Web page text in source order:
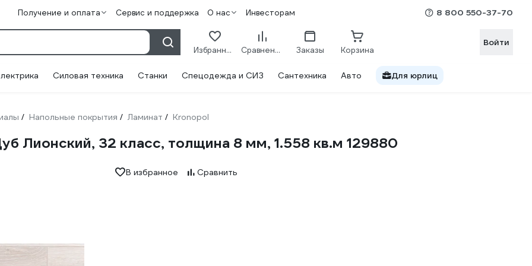
Получение и оплата Сервис и поддержка О нас Инвесторам 8 800 550-37-70
Избранное Сравнение Заказы Корзина
Войти
Силовая техника Станки Спецодежда и СИЗ Сантехника Авто Для юрлиц
/ Напольные покрытия / Ламинат / Kronopol
Лионский, 32 класс, толщина 8 мм, 1.558 кв.м 129880
В избранное Сравнить